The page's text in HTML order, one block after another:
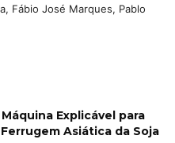
Fábio José Marques, Pablo
Explicável para
Asiática da Soja